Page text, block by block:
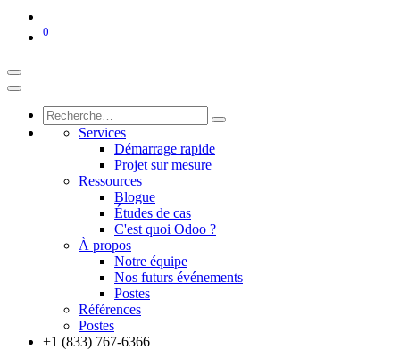
0
Services
Démarrage rapide
Projet sur mesure
Ressources
Blogue
Études de cas
C'est quoi Odoo ?
À propos
Notre équipe
Nos futurs événements
Postes
Références
Postes
+1 (833) 767-6366